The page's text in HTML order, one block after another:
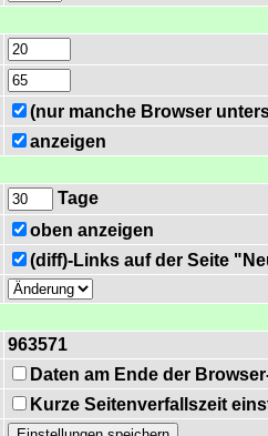
(nur manche Browser
anzeigen
Tage
oben anzeigen
(diff)-Links auf der Seite
963571
Daten am Ende der
Kurze Seitenverfallszeit